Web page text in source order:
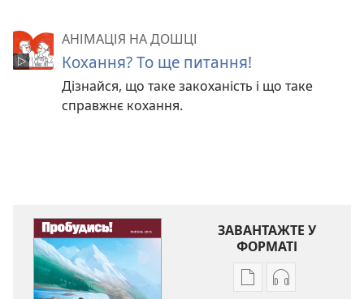
АНІМАЦІЯ НА ДОШЦІ
Кохання? То ще питання!
Дізнайся, що таке закоханість і що таке
справжнє кохання.
ЗАВАНТАЖТЕ У
ФОРМАТІ
ПараметриПараметри